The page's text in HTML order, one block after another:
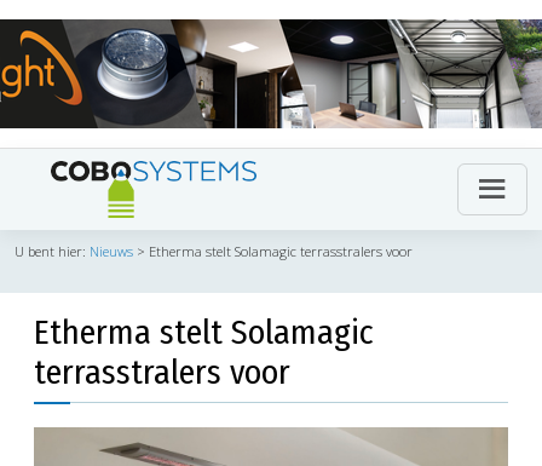
U bent hier: Nieuws > Etherma stelt Solamagic terrasstralers voor
Etherma stelt Solamagic
terrasstralers voor